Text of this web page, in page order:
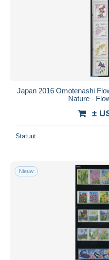
1989-2019 Keizer Akihito
Veilingen zonder
Eindigt binnen
Prijs
Gratis levering
Mastercard
Bancontact
Japan 2016 Omotenashi
Nature -
±
Statuut
Nieuw